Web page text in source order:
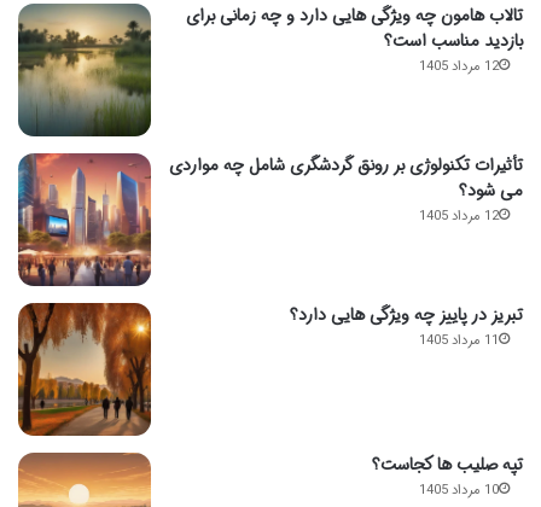
تالاب هامون چه ویژگی هایی دارد و چه زمانی برای
بازدید مناسب است؟
12 مرداد 1405
تأثیرات تکنولوژی بر رونق گردشگری شامل چه مواردی
می شود؟
12 مرداد 1405
تبریز در پاییز چه ویژگی هایی دارد؟
11 مرداد 1405
تپه صلیب ها کجاست؟
10 مرداد 1405